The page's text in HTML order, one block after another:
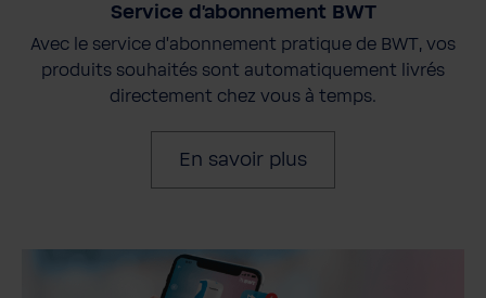
Service d'abonnement BWT
Avec le service d'abonnement pratique de BWT, vos
produits souhaités sont automatiquement livrés
directement chez vous à temps.
En savoir plus